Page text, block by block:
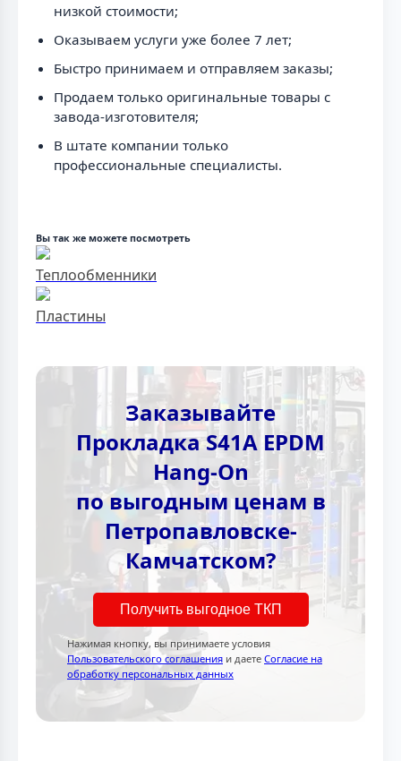
низкой стоимости;
Оказываем услуги уже более 7 лет;
Быстро принимаем и отправляем заказы;
Продаем только оригинальные товары с
завода-изготовителя;
В штате компании только
профессиональные специалисты.
Вы так же можете посмотреть
Теплообменники
Пластины
Заказывайте
Прокладка S41A EPDM
Hang-On
по выгодным ценам в
Петропавловске-
Камчатском?
Получить выгодное ТКП
Нажимая кнопку, вы принимаете условия
Пользовательского соглашения и даете Согласие на
обработку персональных данных